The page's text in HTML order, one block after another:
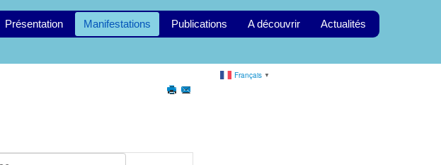
Présentation Manifestations Publications A découvrir Actualités
Français ▼